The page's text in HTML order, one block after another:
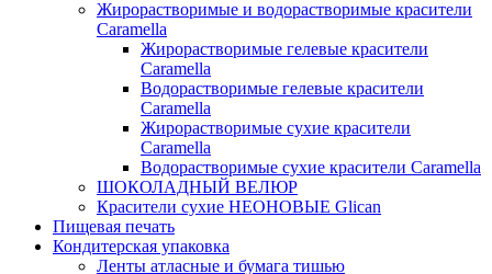
Жирорастворимые и водорастворимые красители
Caramella
Жирорастворимые гелевые красители
Caramella
Водорастворимые гелевые красители
Caramella
Жирорастворимые сухие красители
Caramella
Водорастворимые сухие красители Caramella
ШОКОЛАДНЫЙ ВЕЛЮР
Красители сухие НЕОНОВЫЕ Glican
Пищевая печать
Кондитерская упаковка
Ленты атласные и бумага тишью